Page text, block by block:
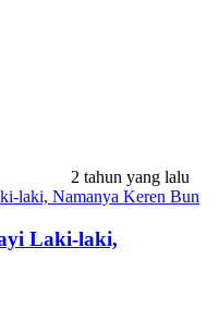
2 tahun yang lalu
Laki-laki,